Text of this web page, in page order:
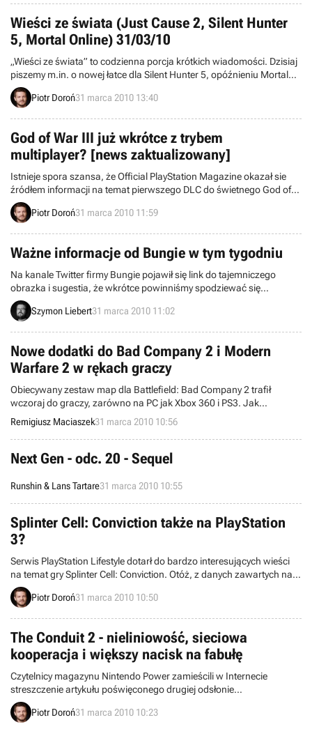
wprowadza także szereg innych usprawnień urozmaicających
rozgrywkę.
Wieści ze świata (Just Cause 2, Silent Hunter
5, Mortal Online) 31/03/10
„Wieści ze świata” to codzienna porcja krótkich wiadomości. Dzisiaj
piszemy m.in. o nowej łatce dla Silent Hunter 5, opóźnieniu Mortal
Online, oficjalnej zapowiedzi Insanely Twisted Shadow Planet, a
także pecetowej wersji Burn Zombie, Burn!. Zapraszamy do lektury.
Piotr Doroń31 marca 2010 13:40
God of War III już wkrótce z trybem
multiplayer? [news zaktualizowany]
Istnieje spora szansa, że Official PlayStation Magazine okazał sie
źródłem informacji na temat pierwszego DLC do świetnego God of
War III. Z krótkiej notatki zawartej w czasopiśmie można
wywnioskować, że dodatkiem nie będzie jedna z końcowych scen
Piotr Doroń31 marca 2010 11:59
Ważne informacje od Bungie w tym tygodniu
Na kanale Twitter firmy Bungie pojawił się link do tajemniczego
obrazka i sugestia, że wkrótce powinniśmy spodziewać się
naprawdę spektakularnych wieści w związku z uniwersum Halo.
Podobno „czegoś dużego” dowiemy się jeszcze w tym tygodniu. O
Szymon Liebert31 marca 2010 11:02
Nowe dodatki do Bad Company 2 i Modern
Warfare 2 w rękach graczy
Obiecywany zestaw map dla Battlefield: Bad Company 2 trafił
wczoraj do graczy, zarówno na PC jak Xbox 360 i PS3. Jak
zapowiadano wcześniej, nie są to oczywiście zupełnie nowe mapy, a
jedynie nowe tryby dostępne dla Portu Arica oraz Laguny Presa.
Remigiusz Maciaszek31 marca 2010 10:56
Next Gen - odc. 20 - Sequel
Runshin & Lans Tartare31 marca 2010 10:55
Splinter Cell: Conviction także na PlayStation
3?
Serwis PlayStation Lifestyle dotarł do bardzo interesujących wieści
na temat gry Splinter Cell: Conviction. Otóż, z danych zawartych na
profilu LinkedIn jednego z pracowników studia Ubisoft Montreal
wynika, że najnowsze przygody Sama Fishera mają spore szanse
Piotr Doroń31 marca 2010 10:50
The Conduit 2 - nieliniowość, sieciowa
kooperacja i większy nacisk na fabułę
Czytelnicy magazynu Nintendo Power zamieścili w Internecie
streszczenie artykułu poświęconego drugiej odsłonie
pierwszoosobowej strzelaniny The Conduit, przeznaczonej na
konsolę Nintendo Wii. Uzupełniono w ten sposób naszą
Piotr Doroń31 marca 2010 10:23